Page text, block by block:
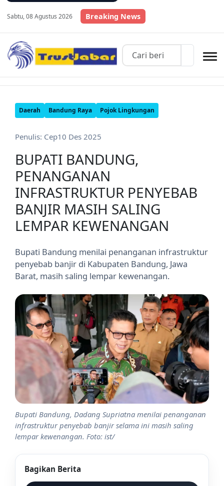
Sabtu, 08 Agustus 2026 Breaking News
Daerah Bandung Raya Pojok Lingkungan
Penulis: Cep10 Des 2025
BUPATI BANDUNG,
PENANGANAN
INFRASTRUKTUR PENYEBAB
BANJIR MASIH SALING
LEMPAR KEWENANGAN
Bupati Bandung menilai penanganan infrastruktur
penyebab banjir di Kabupaten Bandung, Jawa
Barat, masih saling lempar kewenangan.
Bupati Bandung, Dadang Supriatna menilai penanganan
infrastruktur penyebab banjir selama ini masih saling
lempar kewenangan. Foto: ist/
Bagikan Berita